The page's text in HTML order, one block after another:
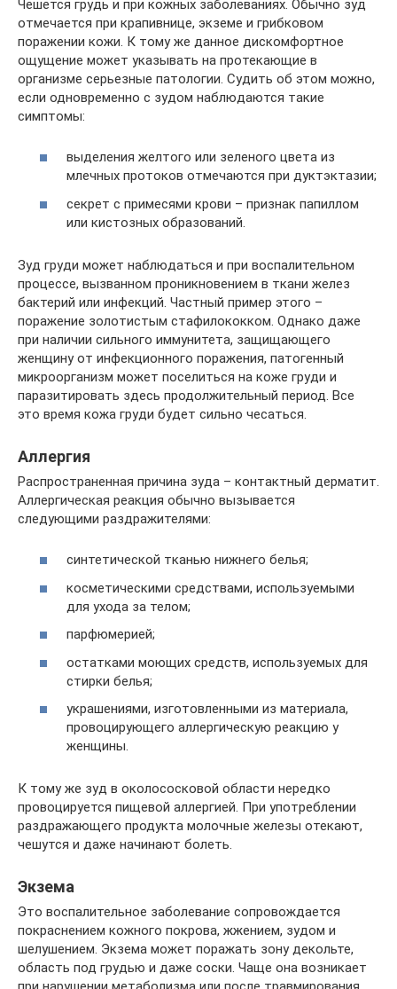
Чешется грудь и при кожных заболеваниях. Обычно зуд
отмечается при крапивнице, экземе и грибковом
поражении кожи. К тому же данное дискомфортное
ощущение может указывать на протекающие в
организме серьезные патологии. Судить об этом можно,
если одновременно с зудом наблюдаются такие
симптомы:
выделения желтого или зеленого цвета из
млечных протоков отмечаются при дуктэктазии;
секрет с примесями крови – признак папиллом
или кистозных образований.
Зуд груди может наблюдаться и при воспалительном
процессе, вызванном проникновением в ткани желез
бактерий или инфекций. Частный пример этого –
поражение золотистым стафилококком. Однако даже
при наличии сильного иммунитета, защищающего
женщину от инфекционного поражения, патогенный
микроорганизм может поселиться на коже груди и
паразитировать здесь продолжительный период. Все
это время кожа груди будет сильно чесаться.
Аллергия
Распространенная причина зуда – контактный дерматит.
Аллергическая реакция обычно вызывается
следующими раздражителями:
синтетической тканью нижнего белья;
косметическими средствами, используемыми
для ухода за телом;
парфюмерией;
остатками моющих средств, используемых для
стирки белья;
украшениями, изготовленными из материала,
провоцирующего аллергическую реакцию у
женщины.
К тому же зуд в околососковой области нередко
провоцируется пищевой аллергией. При употреблении
раздражающего продукта молочные железы отекают,
чешутся и даже начинают болеть.
Экзема
Это воспалительное заболевание сопровождается
покраснением кожного покрова, жжением, зудом и
шелушением. Экзема может поражать зону декольте,
область под грудью и даже соски. Чаще она возникает